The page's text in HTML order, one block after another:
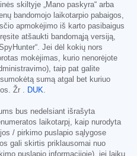
skiltyje „Mano paskyra“ arba
bandomojo laikotarpio pabaigos,
apmokėjimo iš karto pasibaigus
atšaukti bandomąją versiją,
Jei dėl kokių nors
mokėjimas, kurio nenorėjote
taip pat galite
sumą atgal bet kuriuo
Žr . DUK.
bus nedelsiant išrašyta
laikotarpį, kaip nurodyta
/ pirkimo puslapio sąlygose
gali skirtis priklausomai nuo